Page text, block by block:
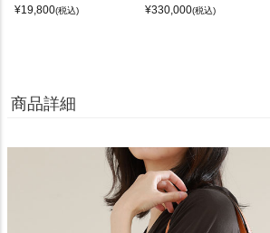
¥19,800(税込)
¥330,000(税込)
商品詳細